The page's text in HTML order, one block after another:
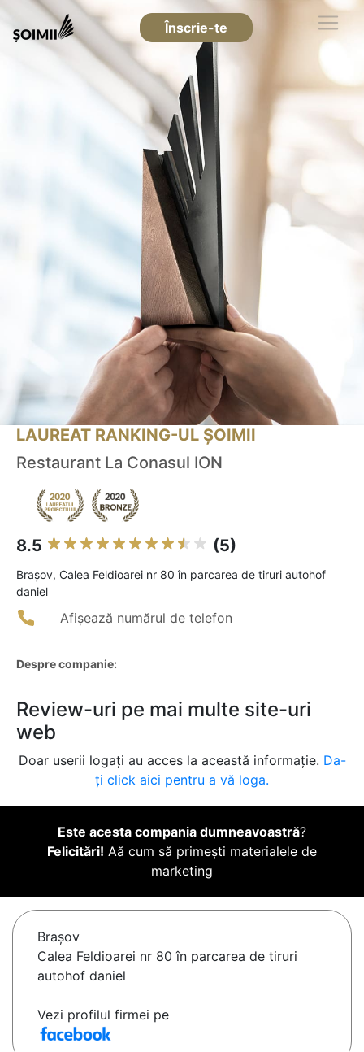
Înscrie-te
LAUREAT RANKING-UL ȘOIMII
Restaurant La Conasul ION
8.5 (5)
Braşov, Calea Feldioarei nr 80 în parcarea de tiruri autohof
daniel
Afișează numărul de telefon
Despre companie:
Review-uri pe mai multe site-uri
web
Doar userii logați au acces la această informație. Da-
ți click aici pentru a vă loga.
Este acesta compania dumneavoastră?
Felicitări! Aă cum să primești materialele de
marketing
Braşov
Calea Feldioarei nr 80 în parcarea de tiruri
autohof daniel
Vezi profilul firmei pe